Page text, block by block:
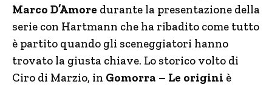
Marco D’Amore durante la presentazione della
serie con Hartmann che ha ribadito come tutto
è partito quando gli sceneggiatori hanno
trovato la giusta chiave. Lo storico volto di
Ciro di Marzio, in Gomorra – Le origini è